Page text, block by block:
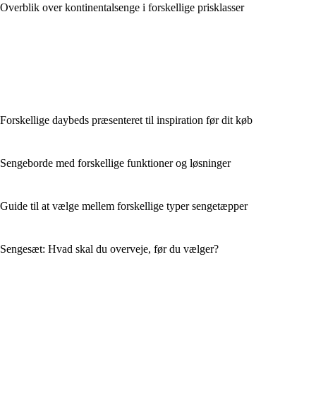
Overblik over kontinentalsenge i forskellige prisklasser
Forskellige daybeds præsenteret til inspiration før dit køb
Sengeborde med forskellige funktioner og løsninger
Guide til at vælge mellem forskellige typer sengetæpper
Sengesæt: Hvad skal du overveje, før du vælger?